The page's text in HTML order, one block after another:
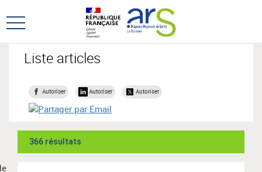
au
menu
au
contenu
Ouvrir
menu
principal
Liste articles
Autoriser Autoriser Autoriser
366 résultats